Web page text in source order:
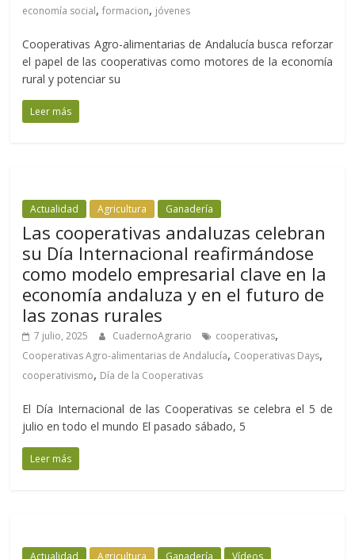
economía social,formacion, jóvenes
Cooperativas Agro-alimentarias de Andalucía busca reforzar
el papel de las cooperativas como motores de la economía
rural y potenciar su
Leer más
Actualidad Agricultura Ganadería
Las cooperativas andaluzas celebran
su Día Internacional reafirmándose
como modelo empresarial clave en la
economía andaluza y en el futuro de
las zonas rurales
7 julio, 2025 CuadernoAgrario cooperativas,
Cooperativas Agro-alimentarias de Andalucía, Cooperativas Days,
cooperativismo, Día de la Cooperativas
El Día Internacional de las Cooperativas se celebra el 5 de
julio en todo el mundo El pasado sábado, 5
Leer más